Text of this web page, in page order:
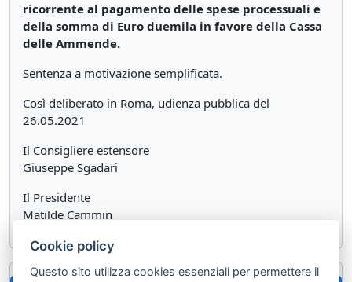
ricorrente al pagamento delle spese processuali e
della somma di Euro duemila in favore della Cassa
delle Ammende.
Sentenza a motivazione semplificata.
Così deliberato in Roma, udienza pubblica del
26.05.2021
Il Consigliere estensore
Giuseppe Sgadari
Il Presidente
Matilde Cammin
Cookie policy
Questo sito utilizza cookies essenziali per permettere il